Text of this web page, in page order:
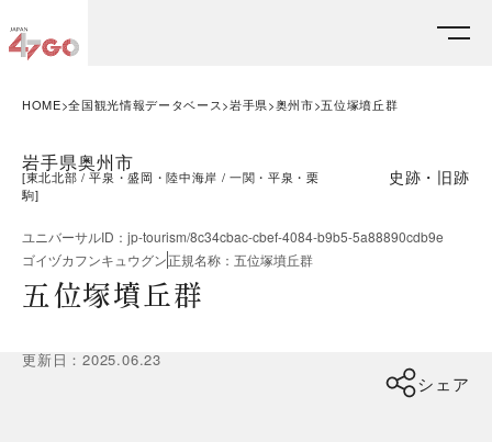
HOME 全国観光情報データベース 岩手県 奥州市 五位塚墳丘群
岩手県奥州市
[東北北部 平泉・盛岡・陸中海岸
一関・平泉・栗
駒]
史跡・旧跡
ユニバーサルID ： jp-tourism/8c34cbac-cbef-4084-b9b5-5a88890cdb9e
ゴイヅカフンキュウグン正規名称 ： 五位塚墳丘群
五位塚墳丘群
更新日 ：2025.06.23
シェア